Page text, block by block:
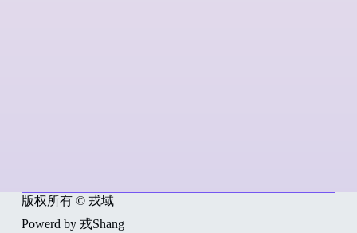
版权所有 © 戎域
Powerd by 戎Shang